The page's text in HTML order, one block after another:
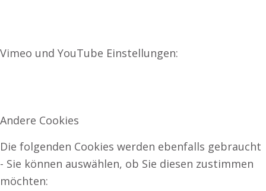
Vimeo und YouTube Einstellungen:
Andere Cookies
Die folgenden Cookies werden ebenfalls gebraucht
- Sie können auswählen, ob Sie diesen zustimmen
möchten: